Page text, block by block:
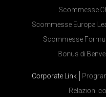
Scommesse
Scommesse Europa
Scommesse
Bonus di
Corporate Link
Relazioni